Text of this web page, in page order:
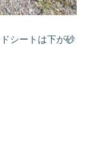
シートは下が砂